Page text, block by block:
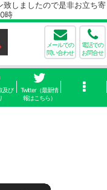
したので是非お立ち寄
時
メールでの
問い合わせ
電話での
お問合せ
及び
Twitter（最新情
報はこちら）